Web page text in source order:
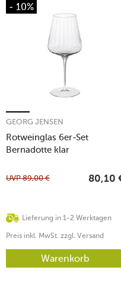
- 10%
Rotweinglas 6er-Set
Bernadotte klar
GEORG JENSEN
Lieferung in 1-2 Werktagen
UVP89,00 € 80,10
Preis inkl. MwSt. zzgl. Versand
Warenkorb